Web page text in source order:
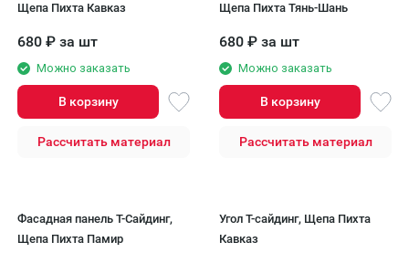
Щепа Пихта Кавказ
680 ₽ за шт
Можно заказать
В корзину
Рассчитать материал
Щепа Пихта Тянь-Шань
680 ₽ за шт
Можно заказать
В корзину
Рассчитать материал
Фасадная панель T-Сайдинг,
Щепа Пихта Памир
Угол Т-сайдинг, Щепа Пихта
Кавказ